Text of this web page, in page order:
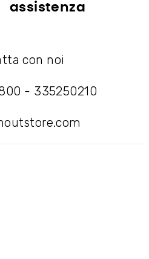
assistenza
con noi
- 335250210